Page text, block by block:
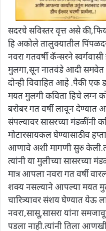
सदरचे सविस्तर वृत्त असे
हि अकोले तालुक्यातील
नवरा गतवर्षी कॅन्सरने
मुलगा,सून नातवंडे आदी समवेत
दोन्ही विवाहित आहे .पैकी
मयत मुलगी कविता हिचे लग्न
बरोबर गत वर्षी लावून
संपल्यावर सासरच्या मंडळींनी
मोटारसायकल घेण्यासाठी व
आणावे अशी मागणी सुरु
त्यांनी या मुलीच्या सासरच्या
मात्र आपला नवरा गत वर्षी
शक्य नसल्याने आपल्या मयत
चारित्र्यावर संशय घेण्यात
नवरा,सासू,सासरा यांना
पडला नाही.त्यांनी तिला